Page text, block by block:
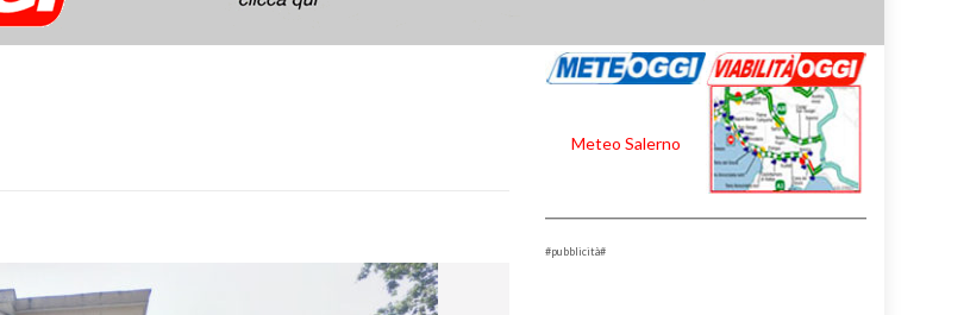
Meteo Salerno
#pubblicità#